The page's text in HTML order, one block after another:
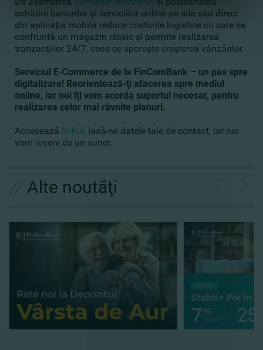
achitării bunurilor şi serviciilor online pe site sau direct
din aplicaţia mobilă reduce costurile logistice cu care se
confruntă un magazin clasic şi permite realizarea
tranzacţiilor 24/7, ceea ce sporeşte creşterea vânzărilor.
Serviciul E-Commerce de la FinComBank – un pas spre
digitalizare! Reorientează-ţi afacerea spre mediul
online, iar noi îţi vom acorda suportul necesar, pentru
realizarea celor mai râvnite planuri.
Accesează linkul, lasă-ne datele tale de contact, iar noi
vom reveni cu un sunet.
Alte noutăţi